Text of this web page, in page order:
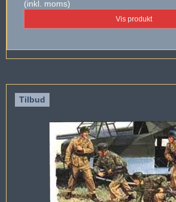
(inkl. moms)
Vis produkt
Tilbud